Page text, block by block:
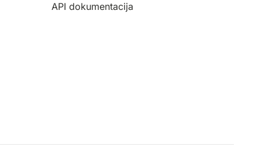
API dokumentacija